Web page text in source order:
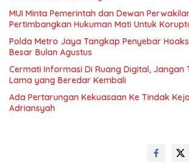
MUI Minta Pemerintah dan Dewan
Pertimbangkan Hukuman Mati Untuk
Polda Metro Jaya Tangkap Penyebar
Besar Bulan Agustus
Cermati Informasi Di Ruang Digital, Jangan
Lama yang Beredar Kembali
Ada Pertarungan Kekuasaan Ke Tindak
Adriansyah